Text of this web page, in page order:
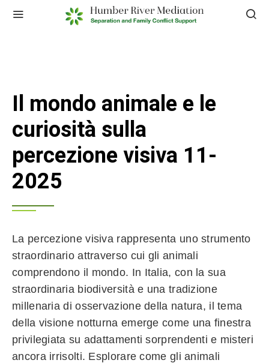
Il mondo animale e le
curiosità sulla
percezione visiva 11-
2025
La percezione visiva rappresenta uno strumento
straordinario attraverso cui gli animali
comprendono il mondo. In Italia, con la sua
straordinaria biodiversità e una tradizione
millenaria di osservazione della natura, il tema
della visione notturna emerge come una finestra
privilegiata su adattamenti sorprendenti e misteri
ancora irrisolti. Esplorare come gli animali